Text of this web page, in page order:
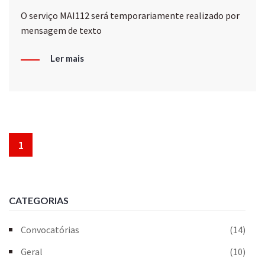
O serviço MAI112 será temporariamente realizado por
mensagem de texto
Ler mais
1
CATEGORIAS
Convocatórias
(14)
Geral
(10)